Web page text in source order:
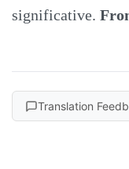
significative.
Translation